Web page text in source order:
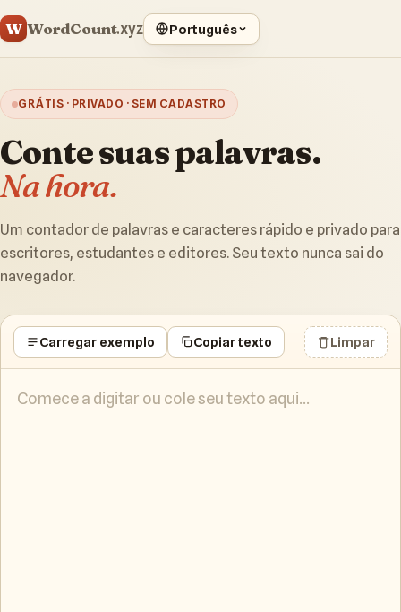
W WordCount.xyz Português
GRÁTIS · PRIVADO · SEM CADASTRO
Conte suas palavras.
Na hora.
Um contador de palavras e caracteres rápido e privado para
escritores, estudantes e editores. Seu texto nunca sai do
navegador.
Carregar exemplo Copiar texto Limpar